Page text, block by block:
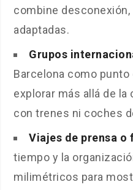
combine
adaptadas.
Grupos
Barcelona como punto
explorar más allá de
con trenes ni coches
Viajes de prensa o
tiempo y la
milimétricos para